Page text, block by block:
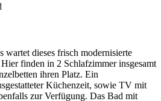
wartet dieses frisch modernisierte
finden in 2 Schlafzimmer insgesamt
ihren Platz. Ein
Küchenzeit, sowie TV mit
zur Verfügung. Das Bad mit